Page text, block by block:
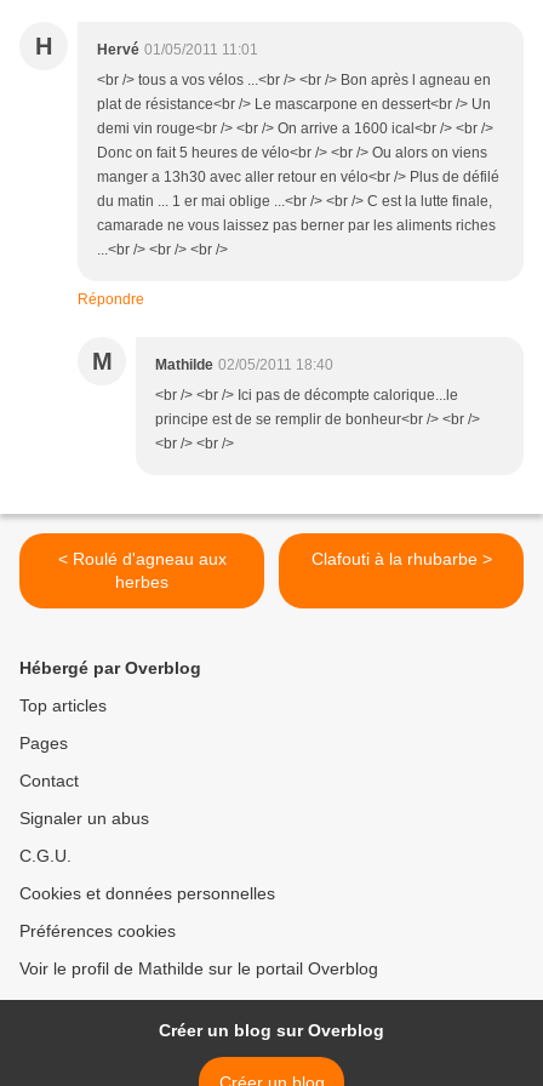
H Hervé 01/05/2011 11:01
<br /> tous a vos vélos ...<br /> <br /> Bon après l agneau en
plat de résistance<br /> Le mascarpone en dessert<br /> Un
demi vin rouge<br /> <br /> On arrive a 1600 ical<br /> <br />
Donc on fait 5 heures de vélo<br /> <br /> Ou alors on viens
manger a 13h30 avec aller retour en vélo<br /> Plus de défilé
du matin ... 1 er mai oblige ...<br /> <br /> C est la lutte finale,
camarade ne vous laissez pas berner par les aliments riches
...<br /> <br /> <br />
Répondre
M Mathilde 02/05/2011 18:40
<br /> <br /> Ici pas de décompte calorique...le
principe est de se remplir de bonheur<br /> <br />
<br /> <br />
< Roulé d'agneau aux
herbes
Clafouti à la rhubarbe >
Hébergé par Overblog
Top articles
Pages
Contact
Signaler un abus
C.G.U.
Cookies et données personnelles
Préférences cookies
Voir le profil de Mathilde sur le portail Overblog
Créer un blog sur Overblog